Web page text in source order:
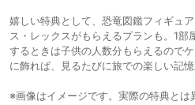
嬉しい特典として、恐竜図鑑フィギュ
ス・レックスがもらえるプランも。1部
するときは子供の人数分もらえるので
に飾れば、見るたびに旅での楽しい記
※画像はイメージです。実際の特典とは